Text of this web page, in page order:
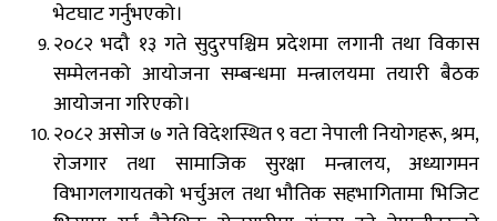
भेटघाट गर्नुभएको।
२०८२ भदौ १३ गते सुदुरपश्चिम प्रदेशमा लगानी तथा विकास
सम्मेलनको आयोजना सम्बन्धमा मन्त्रालयमा तयारी बैठक
आयोजना गरिएको।
२०८२ असोज ७ गते विदेशस्थित ९ वटा नेपाली नियोगहरू, श्रम,
रोजगार तथा सामाजिक सुरक्षा मन्त्रालय, अध्यागमन
विभागलगायतको भर्चुअल तथा भौतिक सहभागितामा भिजिट